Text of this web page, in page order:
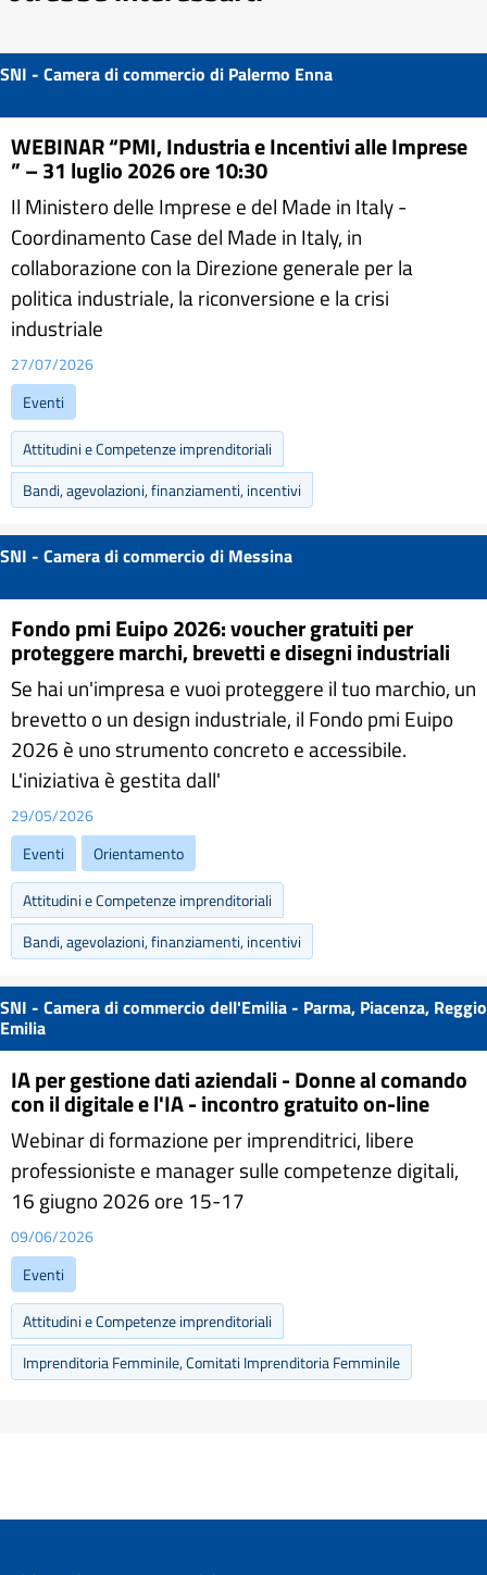
SNI - Camera di commercio di Palermo Enna
WEBINAR “PMI, Industria e Incentivi alle Imprese
” – 31 luglio 2026 ore 10:30
Il Ministero delle Imprese e del Made in Italy -
Coordinamento Case del Made in Italy, in
collaborazione con la Direzione generale per la
politica industriale, la riconversione e la crisi
industriale
27/07/2026
Eventi
Attitudini e Competenze imprenditoriali
Bandi, agevolazioni, finanziamenti, incentivi
SNI - Camera di commercio di Messina
Fondo pmi Euipo 2026: voucher gratuiti per
proteggere marchi, brevetti e disegni industriali
Se hai un'impresa e vuoi proteggere il tuo marchio, un
brevetto o un design industriale, il Fondo pmi Euipo
2026 è uno strumento concreto e accessibile.
L'iniziativa è gestita dall'
29/05/2026
Eventi
Orientamento
Attitudini e Competenze imprenditoriali
Bandi, agevolazioni, finanziamenti, incentivi
SNI - Camera di commercio dell'Emilia - Parma, Piacenza, Reggio
Emilia
IA per gestione dati aziendali - Donne al comando
con il digitale e l'IA - incontro gratuito on-line
Webinar di formazione per imprenditrici, libere
professioniste e manager sulle competenze digitali,
16 giugno 2026 ore 15-17
09/06/2026
Eventi
Attitudini e Competenze imprenditoriali
Imprenditoria Femminile, Comitati Imprenditoria Femminile